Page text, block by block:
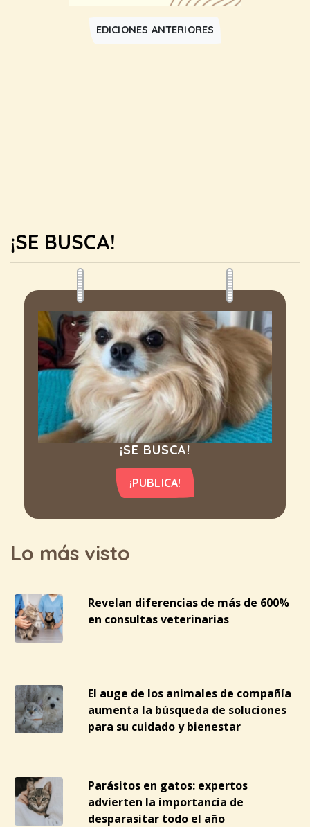
EDICIONES ANTERIORES
¡SE BUSCA!
¡SE BUSCA!
¡PUBLICA!
Lo más visto
Revelan diferencias de más de 600%
en consultas veterinarias
El auge de los animales de compañía
aumenta la búsqueda de soluciones
para su cuidado y bienestar
Parásitos en gatos: expertos
advierten la importancia de
desparasitar todo el año